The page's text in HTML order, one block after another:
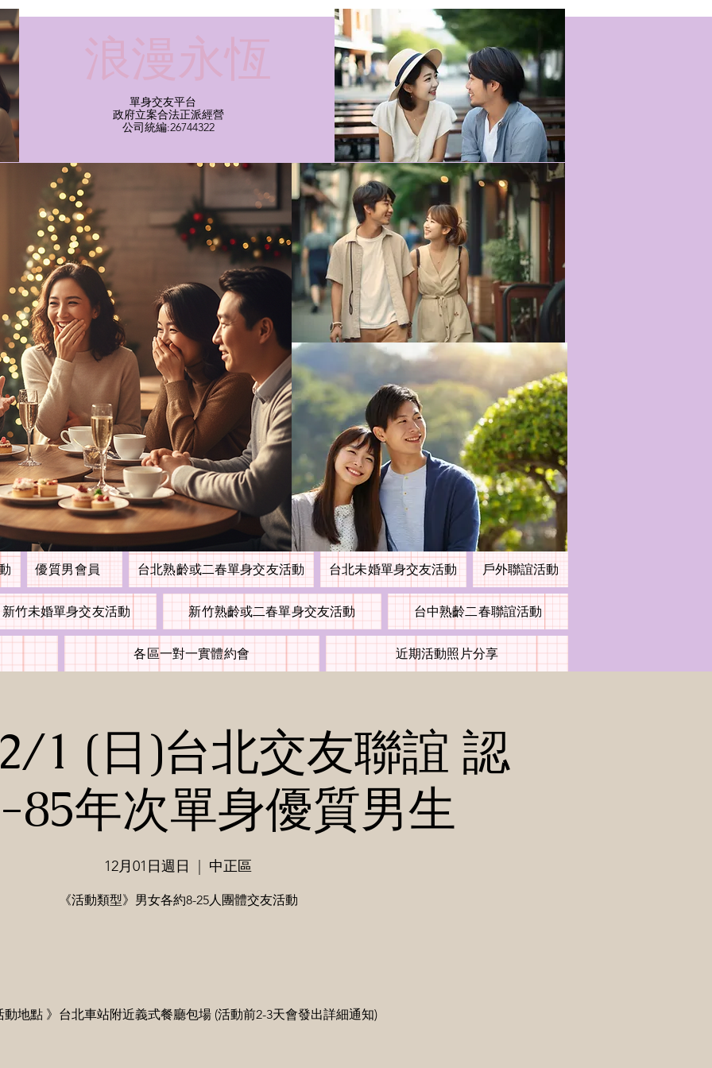
單身交友平台
​政府立案合法正派經營​
​公司統編:26744322
​浪漫永恆
優質男會員 台北熟齡或二春單身交友活動 台北未婚單身交友活動 戶外聯誼活動
新竹未婚單身交友活動 新竹熟齡或二春單身交友活動 台中熟齡二春聯誼活動
各區一對一實體約會 近期活動照片分享
1 (日)台北交友聯誼 認
85年次單身優質男生
12月01日週日 中正區
《活動類型》男女各約8-25人團體交友活動
動地點 》台北車站附近義式餐廳包場 (活動前2-3天會發出詳細通知)